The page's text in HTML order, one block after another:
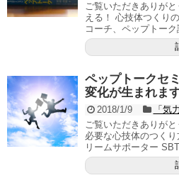
ご覧いただきありが
える！ 心技体つくり
コーチ、ペップトー
ペップトークセ
変化が生まれます
2018/1/9
「気
ご覧いただきありが
必要な心技体のつく
リームサポーター